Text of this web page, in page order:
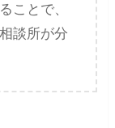
ことで、
談所が分